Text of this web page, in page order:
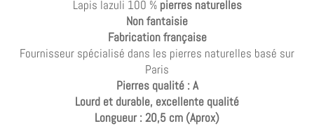
Lapis lazuli 100 %pierres naturelles
Non fantaisie
Fabrication française
Fournisseur spécialisé dans les pierres naturelles basé sur
Paris
Pierres qualité : A
Lourd et durable, excellente qualité
Longueur : 20,5 cm (Aprox)